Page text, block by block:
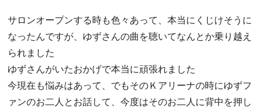
サロンオープンする時も色々あって、本当にくじけそうに
なったんですが、ゆずさんの曲を聴いてなんとか乗り越え
られました
ゆずさんがいたおかげで本当に頑張れました
今現在も悩みはあって、でもそのＫアリーナの時にゆずフ
ァンのお二人とお話して、今度はそのお二人に背中を押し